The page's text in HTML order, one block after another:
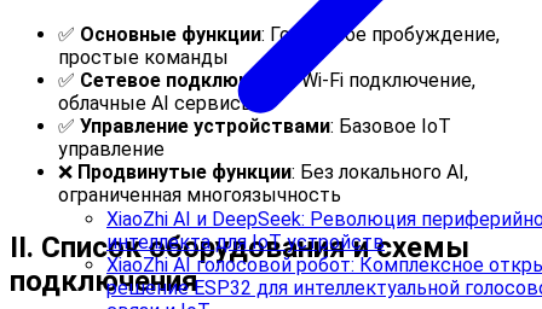
XiaoZhi AI и DeepSeek: Революция
интеллекта для IoT устройств
XiaoZhi AI голосовой робот: Комплексное
решение ESP32 для интеллектуальной
✅ Основные функции: Голосовое пробуждение,
простые команды
✅ Сетевое подключение
: Wi-Fi подключение,
облачные AI сервисы
✅ Управление устройствами: Базовое IoT
управление
❌ Продвинутые функции: Без локального AI,
ограниченная многоязычность
II. Список оборудования и схемы
подключения